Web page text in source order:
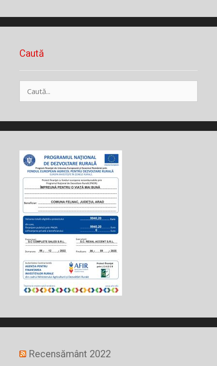
Caută
după:
Recensământ 2022